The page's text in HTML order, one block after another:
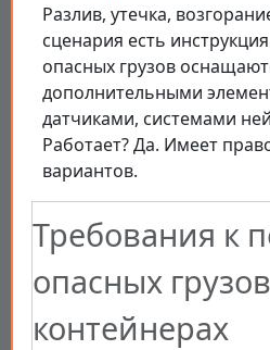
Разлив, утечка,
сценария есть
опасных грузов
дополнительными
датчиками, системами
Работает? Да. Имеет
вариантов.
Требования к
опасных
контейнерах